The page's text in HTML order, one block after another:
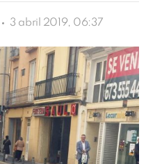
3 abril 2019, 06:37